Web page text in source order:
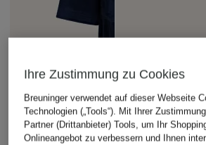
Ihre Zustimmung zu Cookies
Breuninger verwendet auf dieser Webseite
Technologien („Tools“). Mit Ihrer
Partner (Drittanbieter) Tools, um Ihr
Onlineangebot zu verbessern und Ihnen